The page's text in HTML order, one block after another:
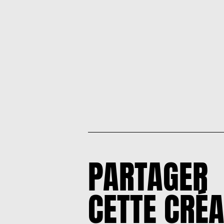
PARTAGER
CETTE